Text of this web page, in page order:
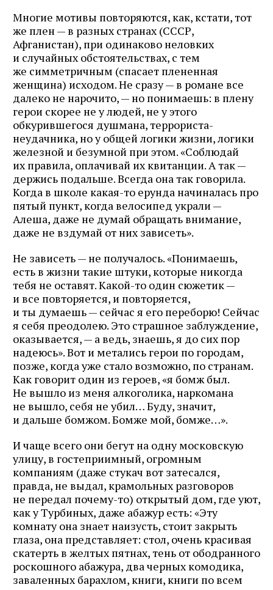
Многие мотивы повторяются, как, кстати, тот
же плен — в разных странах (СССР,
Афганистан), при одинаково неловких
и случайных обстоятельствах, с тем
же симметричным (спасает плененная
женщина) исходом. Не сразу — в романе все
далеко не нарочито, — но понимаешь: в плену
герои скорее не у людей, не у этого
обкурившегося душмана, террориста-
неудачника, но у общей логики жизни, логики
железной и безумной при этом. «Соблюдай
их правила, оплачивай их квитанции. А так —
держись подальше. Всегда она так говорила.
Когда в школе какая-то ерунда начиналась про
пятый пункт, когда велосипед украли —
Алеша, даже не думай обращать внимание,
даже не вздумай от них зависеть».
Не зависеть — не получалось. «Понимаешь,
есть в жизни такие штуки, которые никогда
тебя не оставят. Какой-то один сюжетик —
и все повторяется, и повторяется,
и ты думаешь — сейчас я его переборю! Сейчас
я себя преодолею. Это страшное заблуждение,
оказывается, — а ведь, знаешь, я до сих пор
надеюсь». Вот и метались герои по городам,
позже, когда уже стало возможно, по странам.
Как говорит один из героев, «я бомж был.
Не вышло из меня алкоголика, наркомана
не вышло, себя не убил… Буду, значит,
и дальше бомжом. Бомже мой, бомже…».
И чаще всего они бегут на одну московскую
улицу, в гостеприимный, огромным
компаниям (даже стукач вот затесался,
правда, не выдал, крамольных разговоров
не передал почему-то) открытый дом, где уют,
как у Турбиных, даже абажур есть: «Эту
комнату она знает наизусть, стоит закрыть
глаза, она представляет: стол, очень красивая
скатерть в желтых пятнах, тень от ободранного
роскошного абажура, два черных комодика,
заваленных барахлом, книги, книги по всем